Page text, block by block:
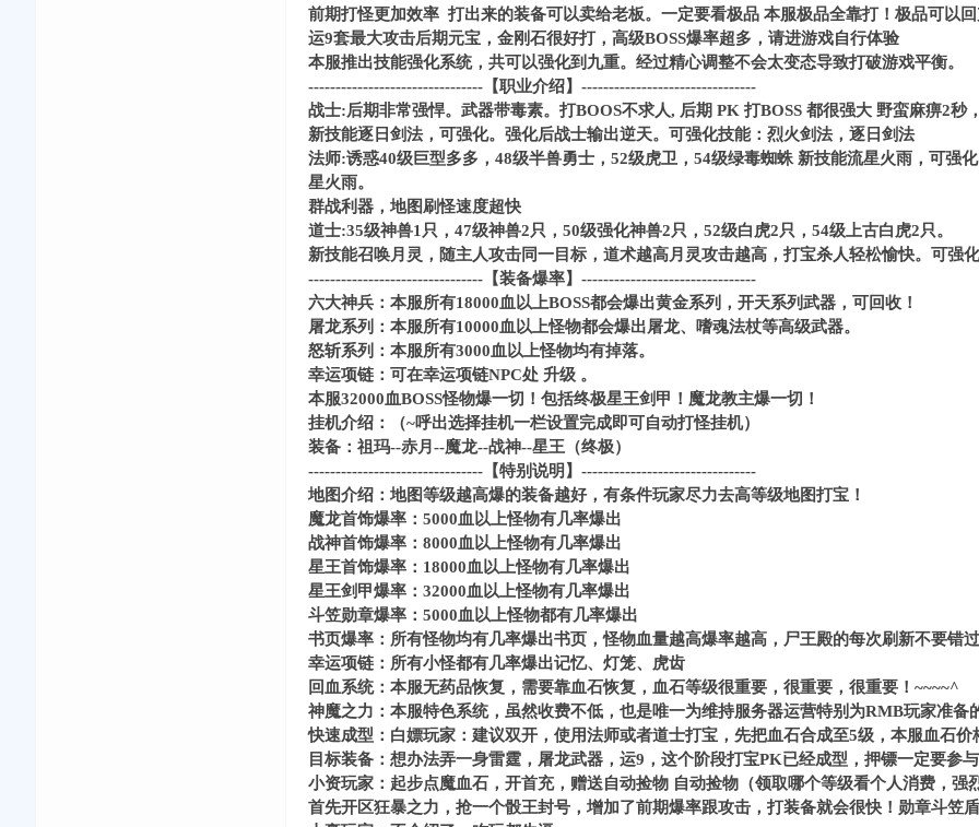
前期打怪更加效率 打出来的装备可以卖给老板。一定要看极品 本服极品全靠打！极品可以
运9套最大攻击后期元宝，金刚石很好打，高级BOSS爆率超多，请进游戏自行体验
本服推出技能强化系统，共可以强化到九重。经过精心调整不会太变态导致打破游戏平衡。
--------------------------------【职业介绍】--------------------------------
战士:后期非常强悍。武器带毒素。打BOOS不求人, 后期 PK 打BOSS 都很强大 野蛮麻痹2秒
新技能逐日剑法，可强化。强化后战士输出逆天。可强化技能：烈火剑法，逐日剑法
法师:诱惑40级巨型多多，48级半兽勇士，52级虎卫，54级绿毒蜘蛛 新技能流星火雨，可强
星火雨。
群战利器，地图刷怪速度超快
道士:35级神兽1只，47级神兽2只，50级强化神兽2只，52级白虎2只，54级上古白虎2只。
新技能召唤月灵，随主人攻击同一目标，道术越高月灵攻击越高，打宝杀人轻松愉快。可强
--------------------------------【装备爆率】--------------------------------
六大神兵：本服所有18000血以上BOSS都会爆出黄金系列，开天系列武器，可回收！
屠龙系列：本服所有10000血以上怪物都会爆出屠龙、嗜魂法杖等高级武器。
怒斩系列：本服所有3000血以上怪物均有掉落。
幸运项链：可在幸运项链NPC处 升级 。
本服32000血BOSS怪物爆一切！包括终极星王剑甲！魔龙教主爆一切！
挂机介绍：（~呼出选择挂机一栏设置完成即可自动打怪挂机）
装备：祖玛--赤月--魔龙--战神--星王（终极）
--------------------------------【特别说明】--------------------------------
地图介绍：地图等级越高爆的装备越好，有条件玩家尽力去高等级地图打宝！
魔龙首饰爆率：5000血以上怪物有几率爆出
战神首饰爆率：8000血以上怪物有几率爆出
星王首饰爆率：18000血以上怪物有几率爆出
星王剑甲爆率：32000血以上怪物有几率爆出
斗笠勋章爆率：5000血以上怪物都有几率爆出
书页爆率：所有怪物均有几率爆出书页，怪物血量越高爆率越高，尸王殿的每次刷新不要错过
幸运项链：所有小怪都有几率爆出记忆、灯笼、虎齿
回血系统：本服无药品恢复，需要靠血石恢复，血石等级很重要，很重要，很重要！~~~~^
神魔之力：本服特色系统，虽然收费不低，也是唯一为维持服务器运营特别为RMB玩家准备
快速成型：白嫖玩家：建议双开，使用法师或者道士打宝，先把血石合成至5级，本服血石
目标装备：想办法弄一身雷霆，屠龙武器，运9，这个阶段打宝PK已经成型，押镖一定要参
小资玩家：起步点魔血石，开首充，赠送自动捡物 自动捡物（领取哪个等级看个人消费，强
首先开区狂暴之力，抢一个骰王封号，增加了前期爆率跟攻击，打装备就会很快！勋章斗笠